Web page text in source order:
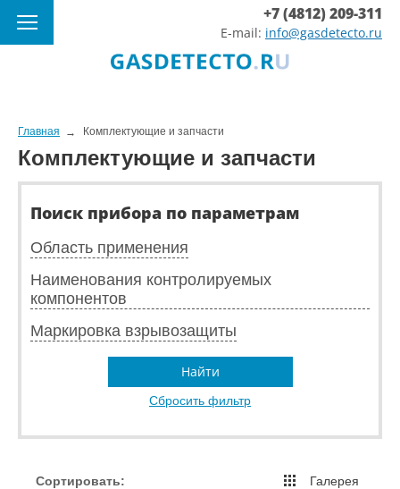
+7 (4812) 209-311
E-mail: info@gasdetecto.ru
Главная Комплектующие и запчасти
Комплектующие и запчасти
Поиск прибора по параметрам
Область применения
Наименования контролируемых
компонентов
Маркировка взрывозащиты
Найти
Сбросить фильтр
Сортировать:
Галерея